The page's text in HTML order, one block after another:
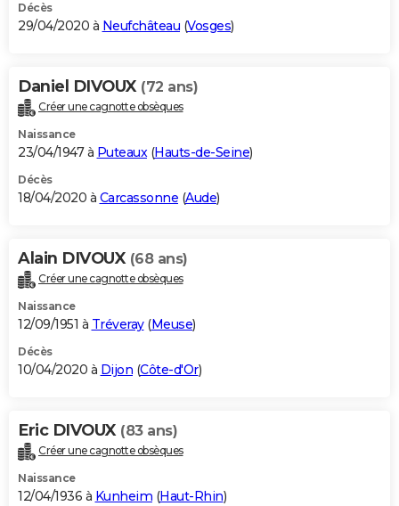
Décès
29/04/2020 à Neufchâteau (Vosges)
Daniel DIVOUX (72 ans)
Créer une cagnotte obsèques
Naissance
23/04/1947 à Puteaux(Hauts-de-Seine)
Décès
18/04/2020 à Carcassonne (Aude)
Alain DIVOUX (68 ans)
Créer une cagnotte obsèques
Naissance
12/09/1951 à Tréveray(Meuse)
Décès
10/04/2020 à Dijon (Côte-d'Or)
Eric DIVOUX (83 ans)
Créer une cagnotte obsèques
Naissance
12/04/1936 à Kunheim (Haut-Rhin)